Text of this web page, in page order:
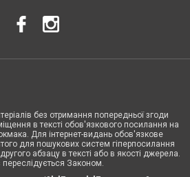
без отримання попередньої згоди
в тексті обов'язкового посилання на
Для інтернет-видань обов'язкове
для пошукових систем гіперпосилання
абзацу в тексті або в якості джерела.
Законом.